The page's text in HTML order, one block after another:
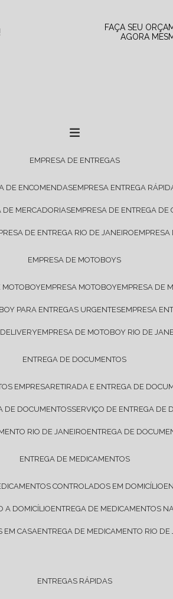
FAÇA SEU
AGORA
EMPRESA DE ENTREGAS
DE ENCOMENDAS EMPRESA ENTREGA
DE MERCADORIAS EMPRESA DE ENTREGA DE
DE ENTREGA RIO DE JANEIRO
EMPRESA DE MOTOBOYS
MOTOBOY EMPRESA MOTOBOY EMPRESA DE
PARA ENTREGAS URGENTES EMPRESA
DELIVERY EMPRESA DE MOTOBOY RIO DE
ENTREGA DE DOCUMENTOS
EMPRESA RETIRADA E ENTREGA DE
DE DOCUMENTOS SERVIÇO DE ENTREGA DE
RIO DE JANEIRO ENTREGA DE
ENTREGA DE MEDICAMENTOS
CONTROLADOS EM DOMICÍLIO
A DOMICÍLIO ENTREGA DE MEDICAMENTOS
EM CASA ENTREGA DE MEDICAMENTO RIO DE
ENTREGAS RÁPIDAS